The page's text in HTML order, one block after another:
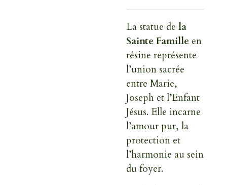
La statue de la
Sainte Famille en
résine représente
l’union sacrée
entre Marie,
Joseph et l’Enfant
Jésus. Elle incarne
l’amour pur, la
protection et
l’harmonie au sein
du foyer.